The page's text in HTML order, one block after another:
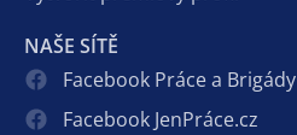
NAŠE SÍTĚ
Facebook Práce a Brigády
Facebook JenPráce.cz